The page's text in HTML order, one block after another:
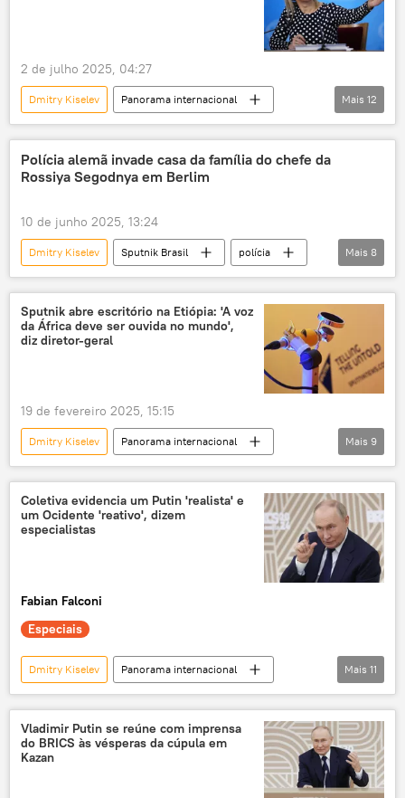
2 de julho 2025, 04:27
Dmitry Kiselev
Panorama internacional
Europa
Rússia
Sputnik
Azerbaijão
tensão política
diplomacia
relações bilaterais
Rossiya Segodnya
Mais 12
Polícia alemã invade casa da família do chefe da
Rossiya Segodnya em Berlim
10 de junho 2025, 13:24
Dmitry Kiselev Sputnik Brasil
polícia
Alemanha
Rossiya Segodnya
Berlim
invasão
mídia
Sputnik
Rússia perseguição
Mais 8
Sputnik abre escritório na Etiópia: 'A voz
da África deve ser ouvida no mundo',
diz diretor-geral
19 de fevereiro 2025, 15:15
Dmitry Kiselev
Panorama internacional
África
Oriente Médio e África
Valentina Matvienko
Etiópia
Rússia
Adis Abeba
Rossiya Segodnya
Mais 9
Coletiva evidencia um Putin 'realista' e
um Ocidente 'reativo', dizem
especialistas
Fabian Falconi
Especiais
Dmitry Kiselev
Panorama internacional
Rússia
Vladimir Putin
Kazan
BRICS
Federação da Rússia
exclusiva
China
Ucrânia
Mais 11
Vladimir Putin se reúne com imprensa
do BRICS às vésperas da cúpula em
Kazan